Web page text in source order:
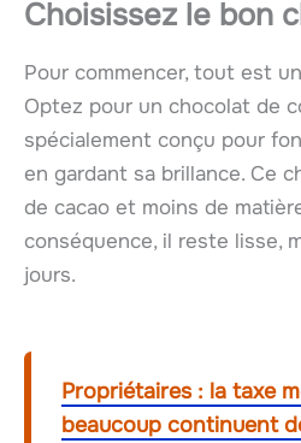
Choisissez le bon
Pour commencer, tout est
Optez pour un chocolat de
spécialement conçu pour
en gardant sa brillance. Ce
de cacao et moins de
conséquence, il reste lisse,
jours.
Propriétaires : la taxe
beaucoup continuent